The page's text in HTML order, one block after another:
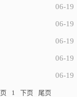
06-19
06-19
06-19
06-19
06-19
页 1 下页 尾页